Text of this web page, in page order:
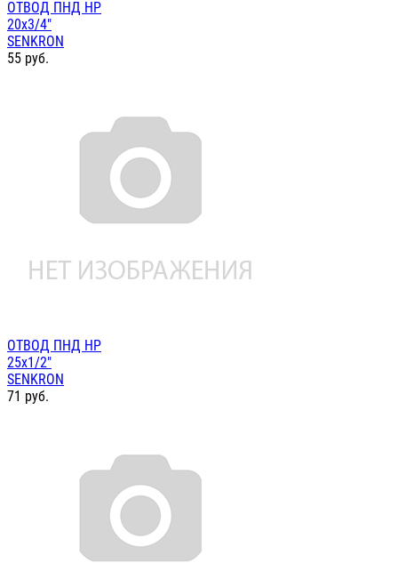
ОТВОД ПНД НР
20х3/4"
SENKRON
55 руб.
ОТВОД ПНД НР
25х1/2"
SENKRON
71 руб.